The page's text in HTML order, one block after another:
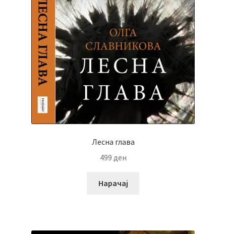
Лесна глава
499 ден
Нарачај